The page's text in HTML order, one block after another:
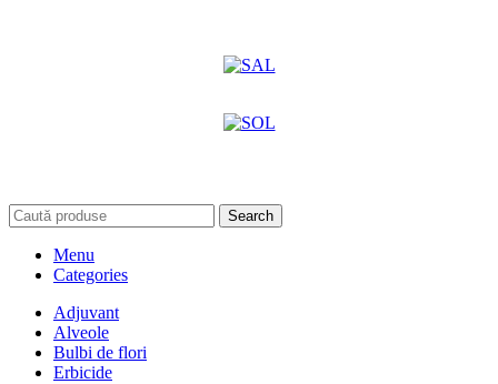
Search
Menu
Categories
Adjuvant
Alveole
Bulbi de flori
Erbicide